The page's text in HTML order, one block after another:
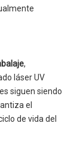
,
láser UV
siguen siendo
el
de vida del